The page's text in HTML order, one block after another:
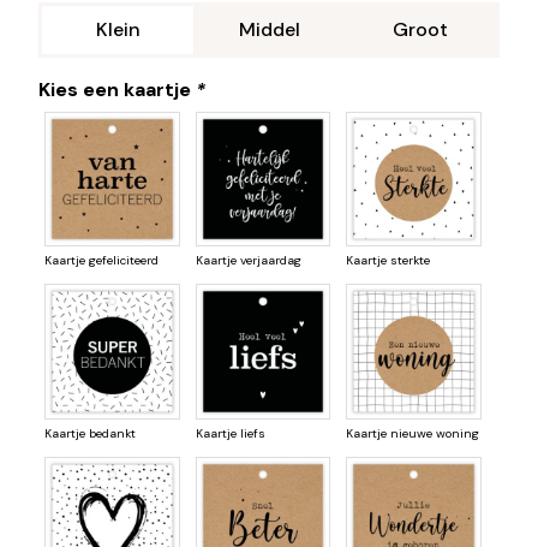
Klein
Middel Groot
Kies een kaartje *
Kaartje gefeliciteerd Kaartje verjaardag Kaartje sterkte
Kaartje bedankt Kaartje liefs Kaartje nieuwe woning